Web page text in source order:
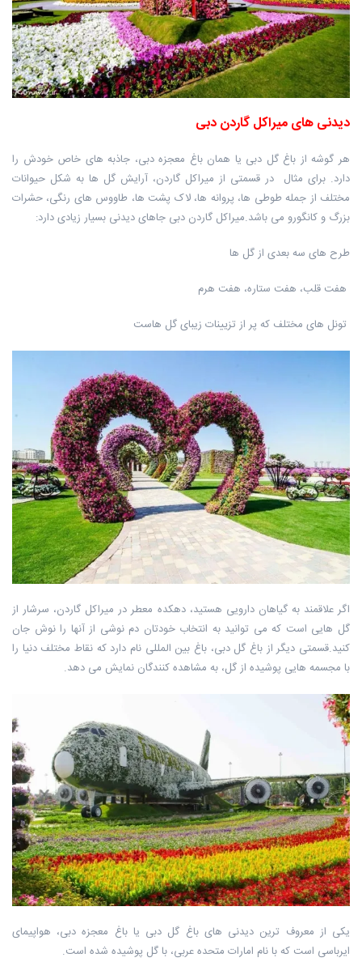
دیدنی های میراکل گاردن دبی
هر گوشه از باغ گل دبی یا همان باغ معجزه دبی، جاذبه های خاص خودش را
دارد. برای مثال در قسمتی از میراکل گاردن، آرایش گل ها به شکل حیوانات
مختلف از جمله طوطی ها، پروانه ها، لاک پشت ها، طاووس های رنگی، حشرات
بزرگ و کانگورو می باشد.میراکل گاردن دبی جاهای دیدنی بسیار زیادی دارد:
طرح های سه بعدی از گل ها
هفت قلب، هفت ستاره، هفت هرم
تونل های مختلف که پر از تزیینات زیبای گل هاست
اگر علاقمند به گیاهان دارویی هستید، دهکده معطر در میراکل گاردن، سرشار از
گل هایی است که می توانید به انتخاب خودتان دم نوشی از آنها را نوش جان
کنید.قسمتی دیگر از باغ گل دبی، باغ بین المللی نام دارد که نقاط مختلف دنیا را
با مجسمه هایی پوشیده از گل، به مشاهده کنندگان نمایش می دهد.
یکی از معروف ترین دیدنی های باغ گل دبی یا باغ معجزه دبی، هواپیمای
ایرباسی است که با نام امارات متحده عربی، با گل پوشیده شده است.